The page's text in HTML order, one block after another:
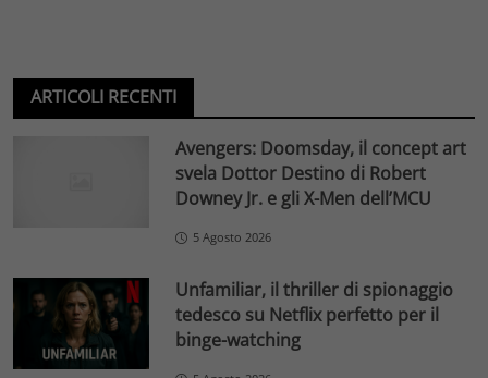
ARTICOLI RECENTI
Avengers: Doomsday, il concept art
svela Dottor Destino di Robert
Downey Jr. e gli X-Men dell’MCU
5 Agosto 2026
Unfamiliar, il thriller di spionaggio
tedesco su Netflix perfetto per il
binge-watching